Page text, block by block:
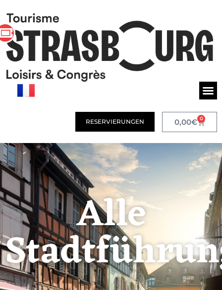
RESERVIERUNGEN 0,00€ 0
Alle